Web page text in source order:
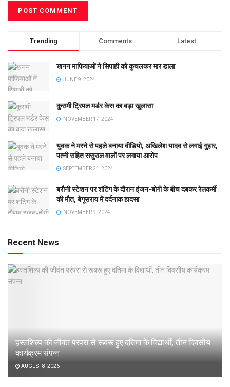
Trending Comments Latest
खनन माफियाओं ने सिपाही को कुचलकर मार डाला
JUNE 9, 2024
कुसमी ट्रिपल मर्डर केस का बड़ा खुलासा
NOVEMBER 17, 2024
युवक ने मरने से पहले बनाया वीडियो, अखिलेश यादव से लगाई गुहार,
पत्नी सहित ससुराल वालों पर लगाया आरोप
SEPTEMBER 21, 2024
बरौनी स्टेशन पर शंटिंग के दौरान इंजन-बोगी के बीच दबकर रेलकर्मी
की मौत, बेगूसराय में दर्दनाक हादसा
NOVEMBER 9, 2024
Recent News
हस्तशिल्प की जीवंत परंपरा से रूबरू हुए दतिमा के विद्यार्थी, तीन दिवसीय
कार्यक्रम संपन्न
AUGUST 8, 2026